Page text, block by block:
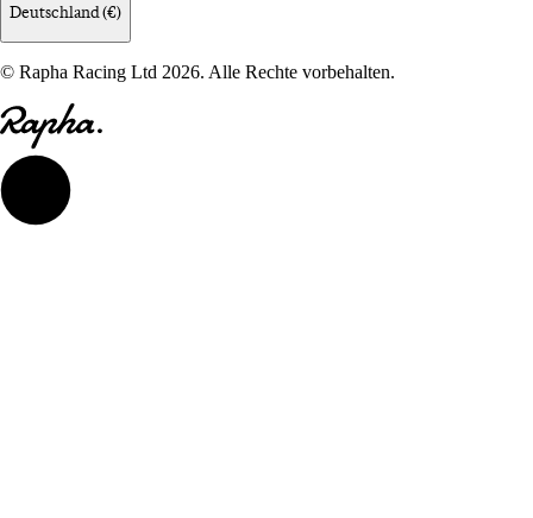
Deutschland (€)
© Rapha Racing Ltd 2026. Alle Rechte vorbehalten.